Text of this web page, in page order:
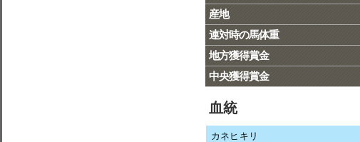
産地
連対時の馬体重
地方獲得賞金
中央獲得賞金
血統
カネヒキリ